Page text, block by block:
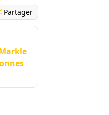
Partager